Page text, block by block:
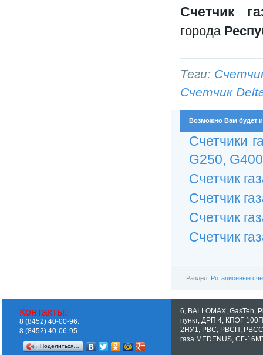
Счетчик
города
Теги:
Счетчик
Возможно Вам будет
Счетчики
G250,
Счетчик
Счетчик
Счетчик
Счетчик
Раздел: Ротационные
6, BALLOMAX, GasTeh,
пункт, ДРП 4, КПЭГ 100П
2НУ1, РВС, РВСП, РВСС
газа MEDENUS, СГ-
Контакты:
8 (8452) 40-00-96.
8 (8452) 40-06-95.
Поделиться…